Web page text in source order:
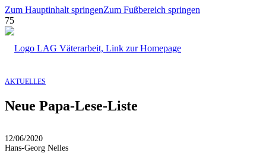
Zum Hauptinhalt springenZum Fußbereich springen
AKTUELLES
Neue Papa-Lese-Liste
12/06/2020
Hans-Georg Nelles